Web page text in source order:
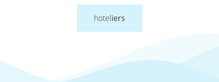
hoteliers